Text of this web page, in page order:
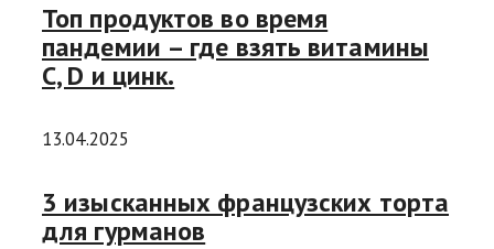
Топ продуктов во время
пандемии – где взять витамины
C, D и цинк.
13.04.2025
3 изысканных французских торта
для гурманов